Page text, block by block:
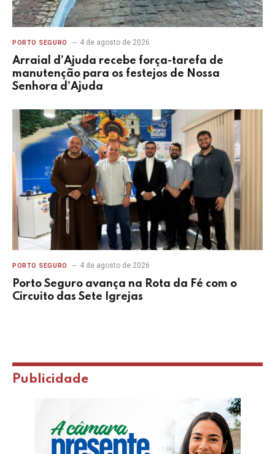
PORTO SEGURO 4 de agosto de 2026
Arraial d’Ajuda recebe força-tarefa de
manutenção para os festejos de Nossa
Senhora d’Ajuda
PORTO SEGURO 4 de agosto de 2026
Porto Seguro avança na Rota da Fé com o
Circuito das Sete Igrejas
Publicidade